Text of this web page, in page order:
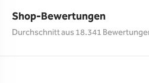
Shop-Bewertungen
Durchschnitt aus 18.341